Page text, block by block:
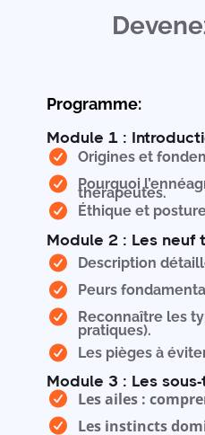
Programme:
Module 1 :
Origines et
Pourquoi
thérapeutes.
Éthique et
Module 2 : Les
Description
Peurs
Reconnaître les
pratiques).
Les pièges à
Module 3 : Les
Les ailes :
Les instincts